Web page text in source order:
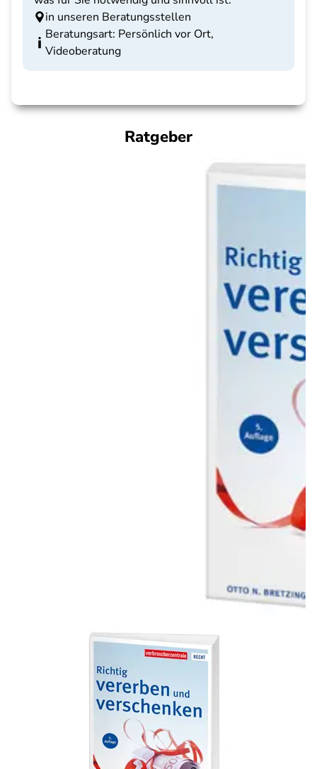
in unseren Beratungsstellen
Beratungsart: Persönlich vor Ort,
Videoberatung
Ratgeber